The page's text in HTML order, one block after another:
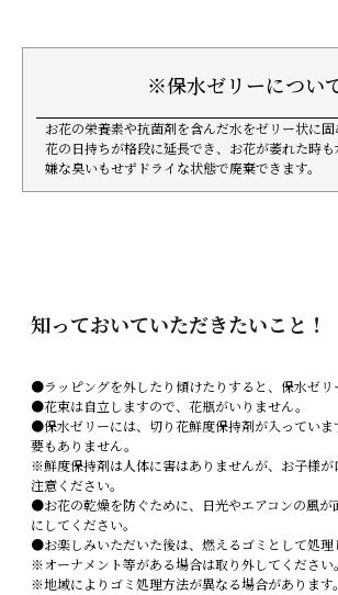
※保水ゼリーについ
お花の栄養素や抗菌剤を含んだ水をゼリー状に
花の日持ちが格段に延長でき、お花が萎れた時も
嫌な臭いもせずドライな状態で廃棄できます。
知っておいていただきたいこと！
●ラッピングを外したり傾けたりすると、保水ゼリ
●花束は自立しますので、花瓶がいりません。
●保水ゼリーには、切り花鮮度保持剤が入っていま
要もありません。
※鮮度保持剤は人体に害はありませんが、お子様が
注意ください。
●お花の乾燥を防ぐために、日光やエアコンの風が
にしてください。
●お楽しみいただいた後は、燃えるゴミとして処理
※オーナメント等がある場合は取り外してください。
※地域によりゴミ処理方法が異なる場合があります。